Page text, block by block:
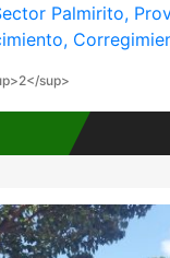
Palmirito,
sup>